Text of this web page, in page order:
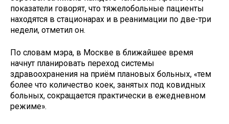
показатели говорят, что тяжелобольные пациенты
находятся в стационарах и в реанимации по две-три
недели, отметил он.
По словам мэра, в Москве в ближайшее время
начнут планировать переход системы
здравоохранения на приём плановых больных, «тем
более что количество коек, занятых под ковидных
больных, сокращается практически в ежедневном
режиме».